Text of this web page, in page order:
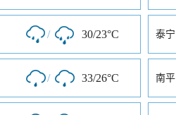
/ 30/23°C 泰宁
/ 33/26°C 南平